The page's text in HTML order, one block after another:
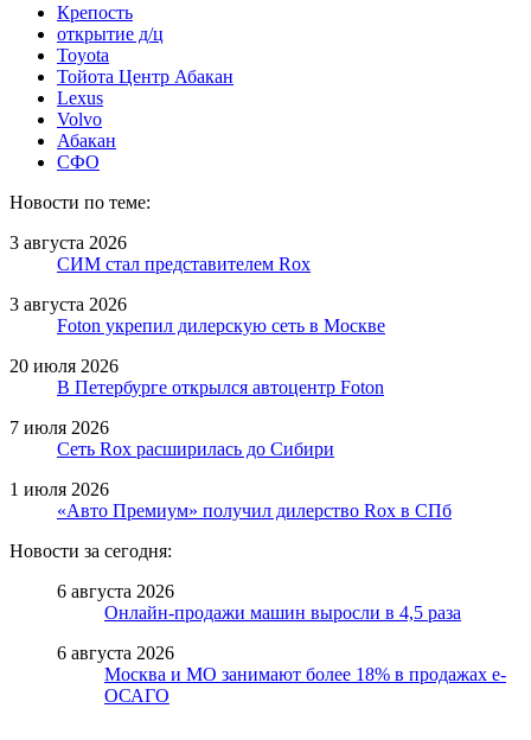
Крепость
открытие д/ц
Toyota
Тойота Центр Абакан
Lexus
Volvo
Абакан
СФО
Новости по теме:
3 августа 2026
СИМ стал представителем Rox
3 августа 2026
Foton укрепил дилерскую сеть в Москве
20 июля 2026
В Петербурге открылся автоцентр Foton
7 июля 2026
Сеть Rox расширилась до Сибири
1 июля 2026
«Авто Премиум» получил дилерство Rox в СПб
Новости за сегодня:
6 августа 2026
Онлайн-продажи машин выросли в 4,5 раза
6 августа 2026
Москва и МО занимают более 18% в продажах е-
ОСАГО